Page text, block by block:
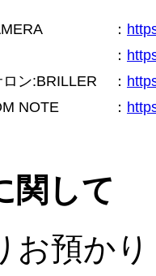
：
：
ン:BRILLER
：
NOTE
：
関して
お預か